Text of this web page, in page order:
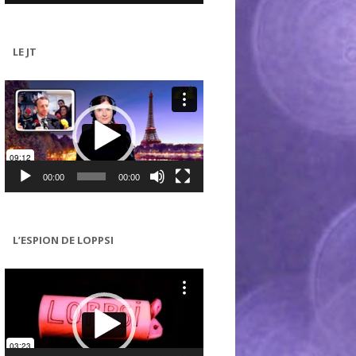
LE JT
Lecteur
vidéo
00:00 00:00
L’ESPION DE LOPPSI
Lecteur